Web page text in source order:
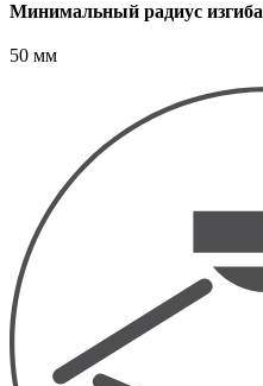
Минимальный радиус изгиба
50 мм